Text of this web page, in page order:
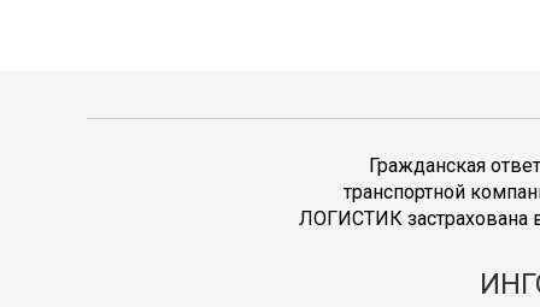
Гражданская
транспортной
ЛОГИСТИК застрахована